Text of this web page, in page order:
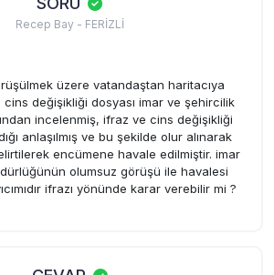
Recep Bay - FERİZLİ
üzere vatandaştan haritacıya
cins değişikliği dosyası imar ve şehircilik
incelenmiş, ifraz ve cins değişikliği
anlaşılmış ve bu şekilde olur alınarak
encümene havale edilmiştir. imar
olumsuz görüşü ile havalesi
ifrazı yönünde karar verebilir mi ?